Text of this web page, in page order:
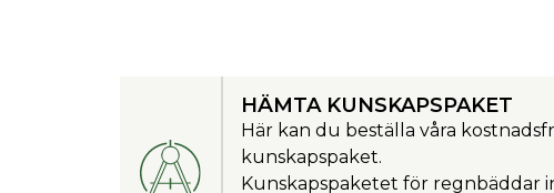
HÄMTA KUNSKAPSPAKET
Här kan du beställa våra
kunskapspaket.
Kunskapspaketet för regnbäddar